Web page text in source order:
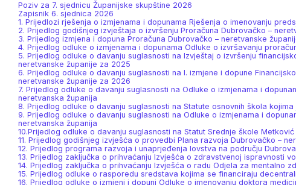
Poziv za 7. sjednicu Županijske skupštine 2026
Zapisnik 6. sjednica 2026
1. Prijedlozi rješenja o izmjenama i dopunama Rješenja o imenovanju
2. Prijedlog godišnjeg izvještaja o izvršenju Proračuna Dubrovačko –
3. Prijedlog izmjena i dopuna Proračuna Dubrovačko – neretvanske
4. Prijedlog odluke o izmjenama i dopunama Odluke o izvršavanju
5. Prijedlog odluke o davanju suglasnosti na Izvještaj o izvršenju
neretvanske županije za 2025
6. Prijedlog odluke o davanju suglasnosti na I. izmjene i dopune
neretvanske županije za 2026
7. Prijedlog odluke o davanju suglasnosti na Odluke o izmjenama i
neretvanska županija
8. Prijedlog odluke o davanju suglasnosti na Statute osnovnih škola
9. Prijedlog odluke o davanju suglasnosti na Odluke o izmjenama i
neretvanska županija
10.Prijedlog odluke o davanju suglasnosti na Statut Srednje škole Metković
11. Prijedlog godišnjeg izvješća o provedbi Plana razvoja Dubrovačko –
12. Prijedlog programa razvoja i unaprjeđenja lovstva na području
13. Prijedlog zaključka o prihvaćanju Izvješća o zdravstvenoj ispravnosti
14. Prijedlog zaključka o prihvaćanju Izvješća o radu Odjela za mentalno
15. Prijedlog odluke o rasporedu sredstava kojima se financiraju
16. Prijedlog odluke o izmjeni i dopuni Odluke o imenovanju doktora